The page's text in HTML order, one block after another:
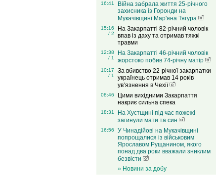
16:41
Війна забрала життя 25-річного
захисника із Горонди на
Мукачівщині Мар'яна Тягура
15:16
/ 2
На Закарпатті 82-річний чоловік
впав із даху та отримав тяжкі
травми
12:38
/ 1
На Закарпатті 46-річний чоловік
жорстоко побив 74-річну матір
10:17
/ 1
За вбивство 22-річної закарпатки
українець отримав 14 років
ув’язнення в Чехії
08:46
Цими вихідними Закарпаття
накриє сильна спека
18:31
На Хустщині під час пожежі
загинули мати та син
16:56
У Чинадійові на Мукачівщині
попрощалися із військовим
Ярославом Рущанином, якого
понад два роки вважали зниклим
безвісти
» Новини за добу